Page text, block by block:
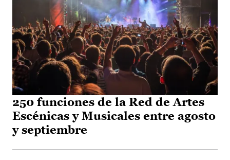
250 funciones de la Red de Artes
Escénicas y Musicales entre agosto
y septiembre